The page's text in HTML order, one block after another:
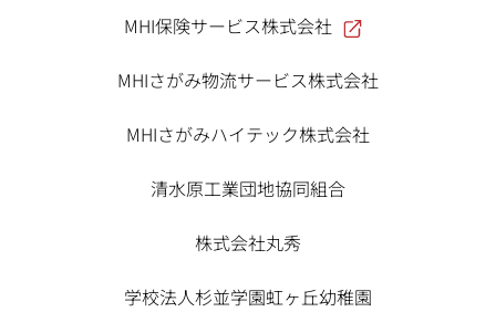
MHI保険サービス株式会社
MHIさがみ物流サービス株式会社
MHIさがみハイテック株式会社
清水原工業団地協同組合
株式会社丸秀
学校法人杉並学園虹ヶ丘幼稚園